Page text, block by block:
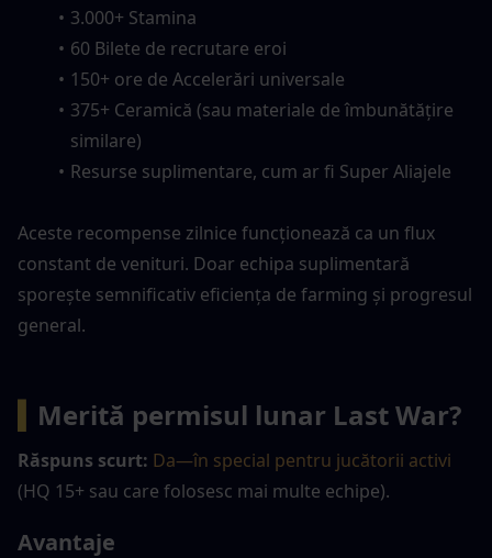
3.000+ Stamina
60 Bilete de recrutare eroi
150+ ore de Accelerări universale
375+ Ceramică (sau materiale de îmbunătățire
similare)
Resurse suplimentare, cum ar fi Super Aliajele
Aceste recompense zilnice funcționează ca un flux
constant de venituri. Doar echipa suplimentară
sporește semnificativ eficiența de farming și progresul
general.
Merită permisul lunar Last War?
Răspuns scurt: Da—în special pentru jucătorii activi
(HQ 15+ sau care folosesc mai multe echipe).
Avantaje